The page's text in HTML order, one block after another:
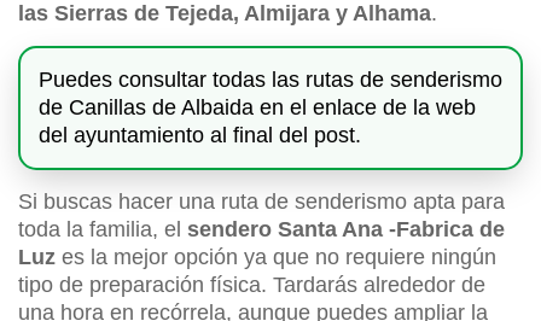
las Sierras de Tejeda, Almijara y Alhama.
Puedes consultar todas las rutas de senderismo
de Canillas de Albaida en el enlace de la web
del ayuntamiento al final del post.
Si buscas hacer una ruta de senderismo apta para
toda la familia, el sendero Santa Ana -Fabrica de
Luz es la mejor opción ya que no requiere ningún
tipo de preparación física. Tardarás alrededor de
una hora en recórrela, aunque puedes ampliar la